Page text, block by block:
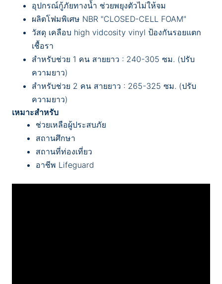
อุปกรณ์กู้ภัยทางน้ำ ช่วยพยุงตัวไม่ให้จม
ผลิตโฟมพิเศษ NBR "CLOSED-CELL FOAM"
วัสดุ เคลือบ high vidcosity vinyl ป้องกันรอยแตก
เชื้อรา
สำหรับช่วย 1 คน สายยาว : 240-305 ซม. (ปรับ
ความยาว)
สำหรับช่วย 2 คน สายยาว : 265-325 ซม. (ปรับ
ความยาว)
เหมาะสำหรับ
ช่วยเหลือผู้ประสบภัย
สถานศึกษา
สถานที่ท่องเที่ยว
อาชีพ Lifeguard